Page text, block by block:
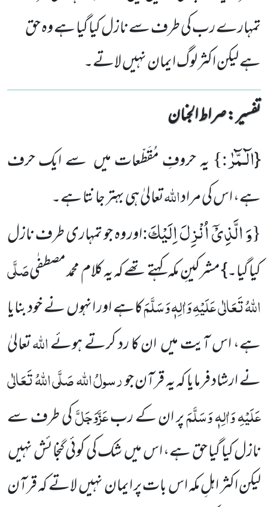
تمہارے رب کی طرف سے نازل کیا گیا ہے وہ حق
ہے لیکن اکثر لوگ ایمان نہیں لاتے۔
تفسیر : ‎صراط الجنان
{الٓـمّٓرٰ:} یہ حروفِ مُقَطّعات میں سے ایک حرف
ہے، اس کی مراداللّٰہتعالیٰ ہی بہتر جانتا ہے۔
{وَ الَّذِیْۤ اُنْزِلَ اِلَیْكَ:اور وہ جو تمہاری طرف نازل
کیا گیا۔} مشرکینِ مکہ کہتے تھے کہ یہ کلام محمد مصطفٰیصَلَّی
اللّٰہُ تَعَالٰی عَلَیْہِ وَاٰلِہٖ وَسَلَّمَکاہے اور انہوں نے خود بنایا
ہے، اس آیت میں ان کا رد کرتے ہوئےاللّٰہتعالیٰ
نے ارشاد فرمایا کہ یہ قرآن جورسولُاللّٰہصَلَّی اللّٰہُ تَعَالٰی
عَلَیْہِ وَاٰلِہٖ وَسَلَّمَپر ان کے ربعَزَّوَجَلَّکی طرف سے
نازل کیا گیا حق ہے، اس میں شک کی کوئی گنجائش نہیں
لیکن اکثر اہلِ مکہ اس بات پر ایمان نہیں لاتے کہ قرآن